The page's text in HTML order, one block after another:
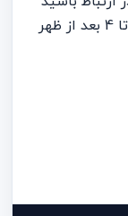
ضمنا برای تماس تلفنی از ساعت 8 صبح تا 4 بعد از ظهر